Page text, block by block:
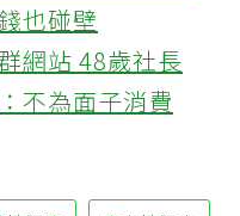
也碰壁
網站 48歲社長
不為面子消費